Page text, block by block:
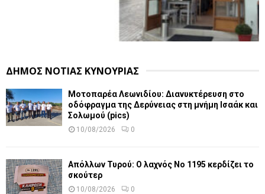
ΔΗΜΟΣ ΝΟΤΙΑΣ ΚΥΝΟΥΡΙΑΣ
Μοτοπαρέα Λεωνιδίου: Διανυκτέρευση στο
οδόφραγμα της Δερύνειας στη μνήμη Ισαάκ και
Σολωμού (pics)
10/08/2026 0
Απόλλων Τυρού: Ο λαχνός Νο 1195 κερδίζει το
σκούτερ
10/08/2026 0